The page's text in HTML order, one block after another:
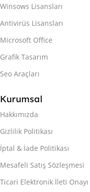
Winsows Lisansları
Antivirüs Lisansları
Microsoft Office
Grafik Tasarım
Seo Araçları
Kurumsal
Hakkımızda
Gizlilik Politikası
İptal & İade Politikası
Mesafeli Satış Sözleşmesi
Ticari Elektronik İleti Onayı